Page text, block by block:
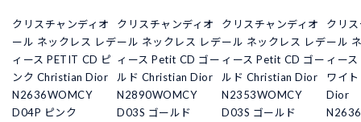
クリスチャンディオ
ール ネックレス レデ
ィース PETIT CD ピ
ンク Christian Dior
N2636WOMCY
D04P ピンク
クリスチャンディオ
ール ネックレス レデ
ィース Petit CD ゴー
ルド Christian Dior
N2890WOMCY
D03S ゴールド
クリスチャンディオ
ール ネックレス レデ
ィース Petit CD ゴー
ルド Christian Dior
N2353WOMCY
D03S ゴールド
クリ
ール
ィー
ワイ
Dior